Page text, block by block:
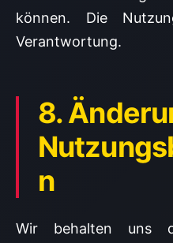
können. Die
Verantwortung.
8.
n
Wir behalten uns